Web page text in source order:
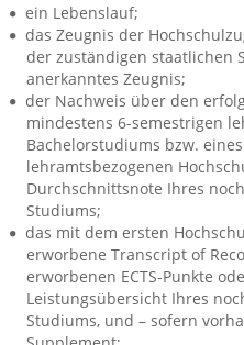
ein Lebenslauf;
das Zeugnis der
der zuständigen staatlichen
anerkanntes Zeugnis;
der Nachweis über den
mindestens 6-semestrigen
Bachelorstudiums bzw.
lehramtsbezogenen
Durchschnittsnote Ihres
Studiums;
das mit dem ersten
erworbene Transcript of
erworbenen ECTS-Punkte
Leistungsübersicht Ihres
Studiums, und – sofern